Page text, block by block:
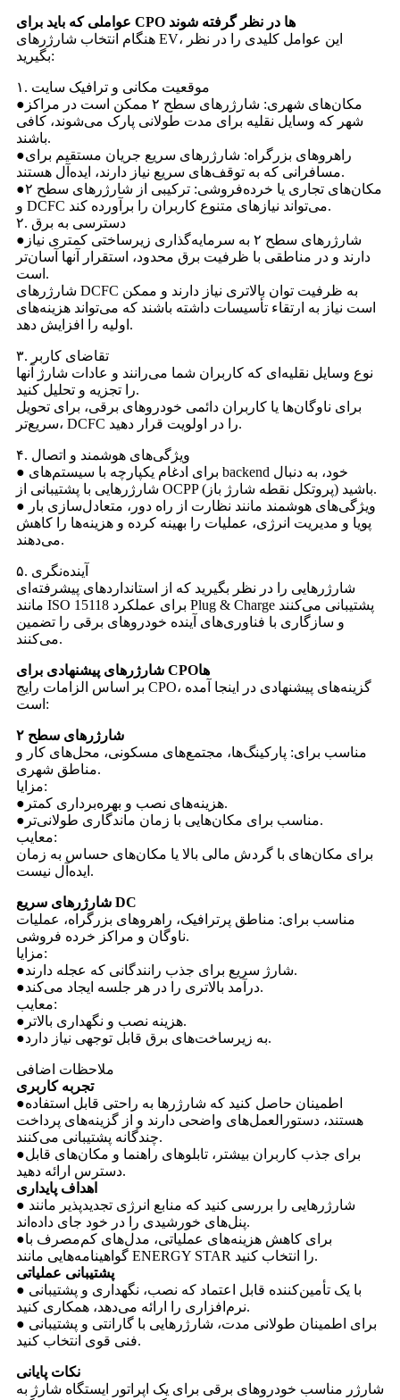
عواملی که باید برای CPO ها در نظر گرفته شوند
هنگام انتخاب شارژرهای EV، این عوامل کلیدی را در نظر
بگیرید:
۱. موقعیت مکانی و ترافیک سایت
●مکان‌های شهری: شارژرهای سطح ۲ ممکن است در مراکز
شهر که وسایل نقلیه برای مدت طولانی پارک می‌شوند، کافی
باشند.
●راهروهای بزرگراه: شارژرهای سریع جریان مستقیم برای
مسافرانی که به توقف‌های سریع نیاز دارند، ایده‌آل هستند.
●مکان‌های تجاری یا خرده‌فروشی: ترکیبی از شارژرهای سطح ۲
و DCFC می‌تواند نیازهای متنوع کاربران را برآورده کند.
۲. دسترسی به برق
●شارژرهای سطح ۲ به سرمایه‌گذاری زیرساختی کمتری نیاز
دارند و در مناطقی با ظرفیت برق محدود، استقرار آنها آسان‌تر
است.
شارژرهای DCFC به ظرفیت توان بالاتری نیاز دارند و ممکن
است نیاز به ارتقاء تأسیسات داشته باشند که می‌تواند هزینه‌های
اولیه را افزایش دهد.
۳. تقاضای کاربر
نوع وسایل نقلیه‌ای که کاربران شما می‌رانند و عادات شارژ آنها
را تجزیه و تحلیل کنید.
برای ناوگان‌ها یا کاربران دائمی خودروهای برقی، برای تحویل
سریع‌تر، DCFC را در اولویت قرار دهید.
۴. ویژگی‌های هوشمند و اتصال
● برای ادغام یکپارچه با سیستم‌های backend خود، به دنبال
شارژرهایی با پشتیبانی از OCPP (پروتکل نقطه شارژ باز) باشید.
● ویژگی‌های هوشمند مانند نظارت از راه دور، متعادل‌سازی بار
پویا و مدیریت انرژی، عملیات را بهینه کرده و هزینه‌ها را کاهش
می‌دهند.
۵. آینده‌نگری
شارژرهایی را در نظر بگیرید که از استانداردهای پیشرفته‌ای
مانند ISO 15118 برای عملکرد Plug & Charge پشتیبانی می‌کنند
و سازگاری با فناوری‌های آینده خودروهای برقی را تضمین
می‌کنند.
شارژرهای پیشنهادی برای CPOها
بر اساس الزامات رایج CPO، گزینه‌های پیشنهادی در اینجا آمده
است:
شارژرهای سطح ۲
مناسب برای: پارکینگ‌ها، مجتمع‌های مسکونی، محل‌های کار و
مناطق شهری.
مزایا:
●هزینه‌های نصب و بهره‌برداری کمتر.
●مناسب برای مکان‌هایی با زمان ماندگاری طولانی‌تر.
معایب:
برای مکان‌های با گردش مالی بالا یا مکان‌های حساس به زمان
ایده‌آل نیست.
شارژرهای سریع DC
مناسب برای: مناطق پرترافیک، راهروهای بزرگراه، عملیات
ناوگان و مراکز خرده فروشی.
مزایا:
●شارژ سریع برای جذب رانندگانی که عجله دارند.
●درآمد بالاتری را در هر جلسه ایجاد می‌کند.
معایب:
●هزینه نصب و نگهداری بالاتر.
●به زیرساخت‌های برق قابل توجهی نیاز دارد.
ملاحظات اضافی
تجربه کاربری
●اطمینان حاصل کنید که شارژرها به راحتی قابل استفاده
هستند، دستورالعمل‌های واضحی دارند و از گزینه‌های پرداخت
چندگانه پشتیبانی می‌کنند.
●برای جذب کاربران بیشتر، تابلوهای راهنما و مکان‌های قابل
دسترس ارائه دهید.
اهداف پایداری
● شارژرهایی را بررسی کنید که منابع انرژی تجدیدپذیر مانند
پنل‌های خورشیدی را در خود جای داده‌اند.
●برای کاهش هزینه‌های عملیاتی، مدل‌های کم‌مصرف با
گواهینامه‌هایی مانند ENERGY STAR را انتخاب کنید.
پشتیبانی عملیاتی
● با یک تأمین‌کننده قابل اعتماد که نصب، نگهداری و پشتیبانی
نرم‌افزاری را ارائه می‌دهد، همکاری کنید.
● برای اطمینان طولانی مدت، شارژرهایی با گارانتی و پشتیبانی
فنی قوی انتخاب کنید.
نکات پایانی
شارژر مناسب خودروهای برقی برای یک اپراتور ایستگاه شارژ به